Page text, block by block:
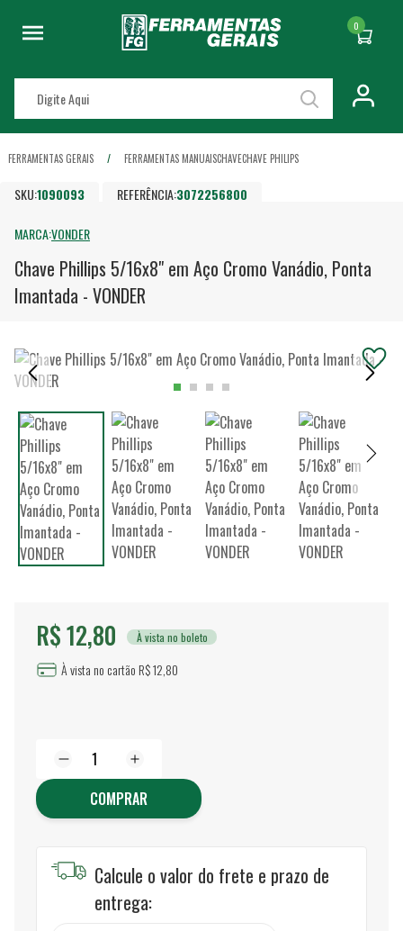
0
FERRAMENTAS GERAIS FERRAMENTAS MANUAISCHAVECHAVE PHILIPS
SKU:1090093 REFERÊNCIA:3072256800
MARCA:VONDER
Chave Phillips 5/16x8" em Aço Cromo Vanádio, Ponta
Imantada - VONDER
R$ 12,80 À vista no boleto
À vista no cartão R$ 12,80
COMPRAR
Calcule o valor do frete e prazo de
entrega: